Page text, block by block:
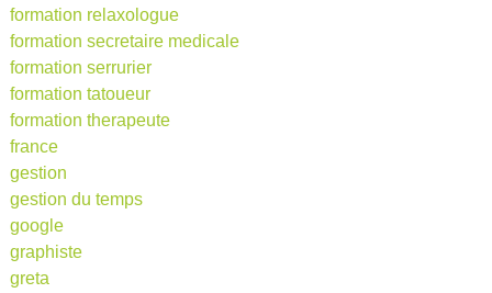
formation relaxologue
formation secretaire medicale
formation serrurier
formation tatoueur
formation therapeute
france
gestion
gestion du temps
google
graphiste
greta